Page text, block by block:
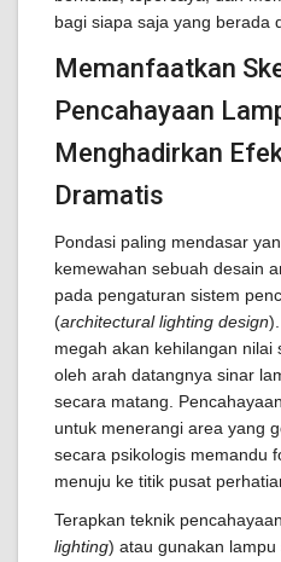
bagi siapa saja yang berada
Memanfaatkan
Pencahayaan
Menghadirkan
Dramatis
Pondasi paling mendasar
kemewahan sebuah desain
pada pengaturan sistem
(architectural lighting design
megah akan kehilangan nilai
oleh arah datangnya sinar
secara matang.
untuk menerangi area yang
secara psikologis memandu
menuju ke titik pusat
Terapkan teknik
lighting) atau gunakan